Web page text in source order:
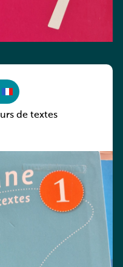
de textes